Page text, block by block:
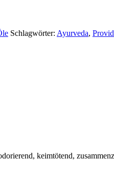
Schlagwörter: Ayurveda,
keimtötend,